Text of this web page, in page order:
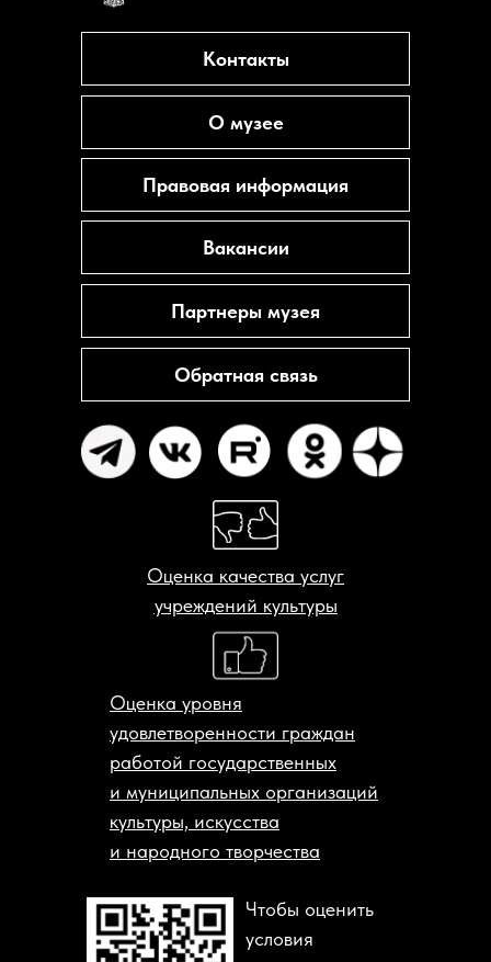
Оценка качества услуг
учреждений культуры
Контакты
Вакансии
О музее
Правовая информация
Обратная связь
Партнеры музея
Чтобы оценить
условия
Оценка уровня
удовлетворенности граждан
работой государственных
и муниципальных организаций
культуры, искусства
и народного творчества